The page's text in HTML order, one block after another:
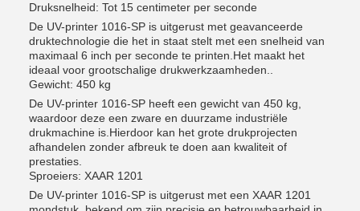
Druksnelheid: Tot 15 centimeter per seconde
De UV-printer 1016-SP is uitgerust met geavanceerde
druktechnologie die het in staat stelt met een snelheid van
maximaal 6 inch per seconde te printen.Het maakt het
ideaal voor grootschalige drukwerkzaamheden..
Gewicht: 450 kg
De UV-printer 1016-SP heeft een gewicht van 450 kg,
waardoor deze een zware en duurzame industriële
drukmachine is.Hierdoor kan het grote drukprojecten
afhandelen zonder afbreuk te doen aan kwaliteit of
prestaties.
Sproeiers: XAAR 1201
De UV-printer 1016-SP is uitgerust met een XAAR 1201